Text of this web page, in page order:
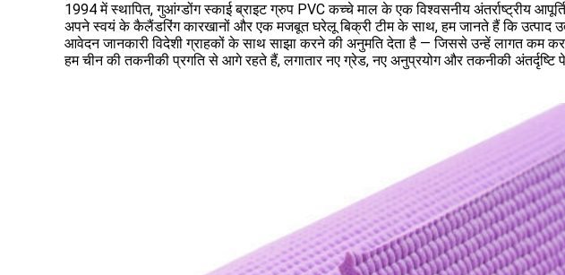
1994 में स्थापित, गुआंग्डोंग स्काई ब्राइट ग्रुप PVC कच्चे माल के एक विश्वसनीय अंतर्राष्ट्रीय
अपने स्वयं के कैलैंडरिंग कारखानों और एक मजबूत घरेलू बिक्री टीम के साथ, हम जानते हैं कि उत्पाद
आवेदन जानकारी विदेशी ग्राहकों के साथ साझा करने की अनुमति देता है — जिससे उन्हें लागत कम
हम चीन की तकनीकी प्रगति से आगे रहते हैं, लगातार नए ग्रेड, नए अनुप्रयोग और तकनीकी